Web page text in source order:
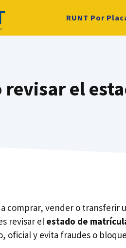
RUNT Por
revisar el
a comprar, vender o transferir
revisar el estado de
oficial y evita fraudes o